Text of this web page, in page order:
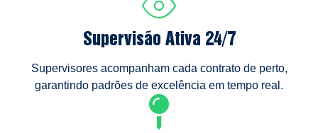
Supervisão Ativa 24/7
Supervisores acompanham cada contrato de perto,
garantindo padrões de excelência em tempo real.